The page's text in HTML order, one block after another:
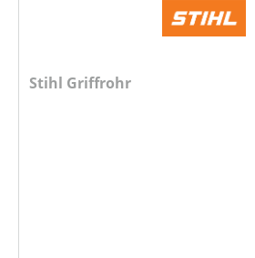
Stihl Griffrohr